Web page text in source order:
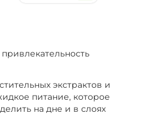
экстрактов и
питание, которое
на дне и в слоях